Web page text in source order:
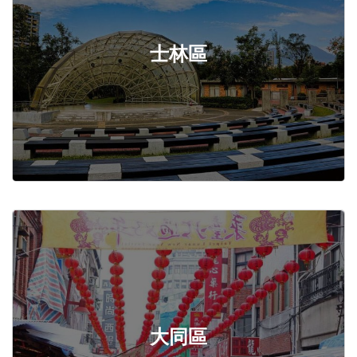
士林區
大同區